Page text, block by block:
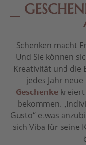
Schenken macht
Und Sie können
Kreativität und die
jedes Jahr
Geschenkekreiert
bekommen.
Gusto“ etwas
sich Viba für seine